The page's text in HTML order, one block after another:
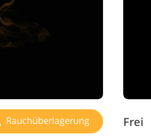
Rauchüberlagerung Frei